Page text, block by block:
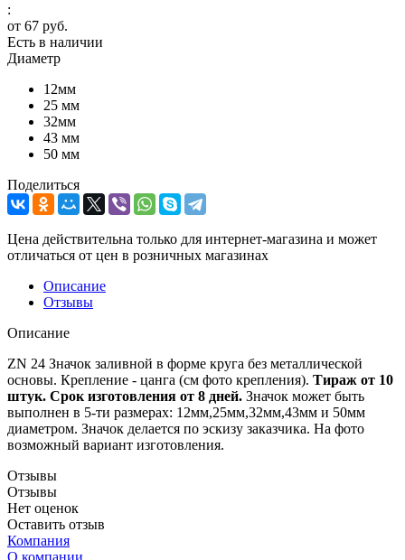
:
от 67 руб.
Есть в наличии
Диаметр
12мм
25 мм
32мм
43 мм
50 мм
Поделиться
Цена действительна только для интернет-магазина и может
отличаться от цен в розничных магазинах
Описание
Отзывы
Описание
ZN 24 Значок заливной в форме круга без металлической
основы. Крепление - цанга (см фото крепления). Тираж от 10
штук. Срок изготовления от 8 дней. Значок может быть
выполнен в 5-ти размерах: 12мм,25мм,32мм,43мм и 50мм
диаметром. Значок делается по эскизу заказчика. На фото
возможный вариант изготовления.
Отзывы
Отзывы
Нет оценок
Оставить отзыв
Компания
О компании